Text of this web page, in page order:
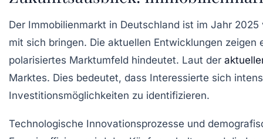
Der Immobilienmarkt in Deutschland ist im Jahr 2025
mit sich bringen. Die aktuellen Entwicklungen
polarisiertes Marktumfeld hindeutet. Laut der
Marktes. Dies bedeutet, dass Interessierte sich
Investitionsmöglichkeiten zu identifizieren.
Technologische Innovationsprozesse und